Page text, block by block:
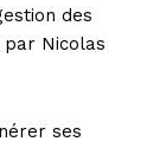
des
Nicolas
ses